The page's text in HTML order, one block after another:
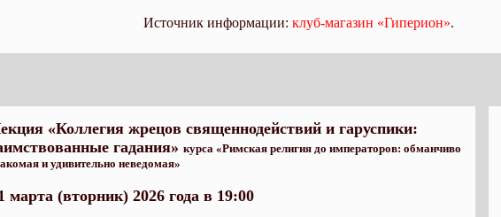
Источник информации: клуб-магазин «Гиперион».
«Коллегия жрецов священнодействий и гаруспики:
гадания» курса «Римская религия до императоров: обманчиво
и удивительно неведомая»
марта (вторник) 2026 года в 19:00